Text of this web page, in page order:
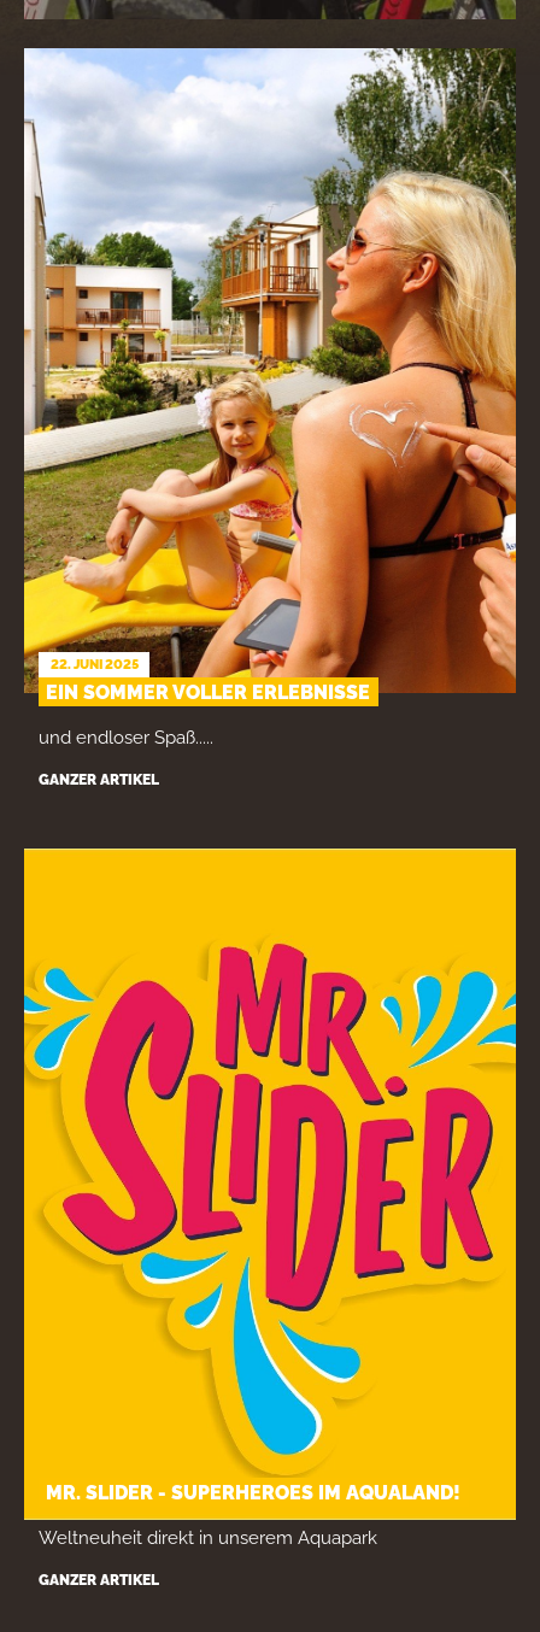
22. JUNI 2025
EIN SOMMER VOLLER ERLEBNISSE
und endloser Spaß.....
GANZER ARTIKEL
MR. SLIDER - SUPERHEROES IM AQUALAND!
Weltneuheit direkt in unserem Aquapark
GANZER ARTIKEL